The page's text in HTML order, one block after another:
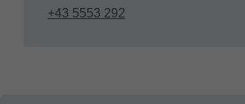
+43 5553 292